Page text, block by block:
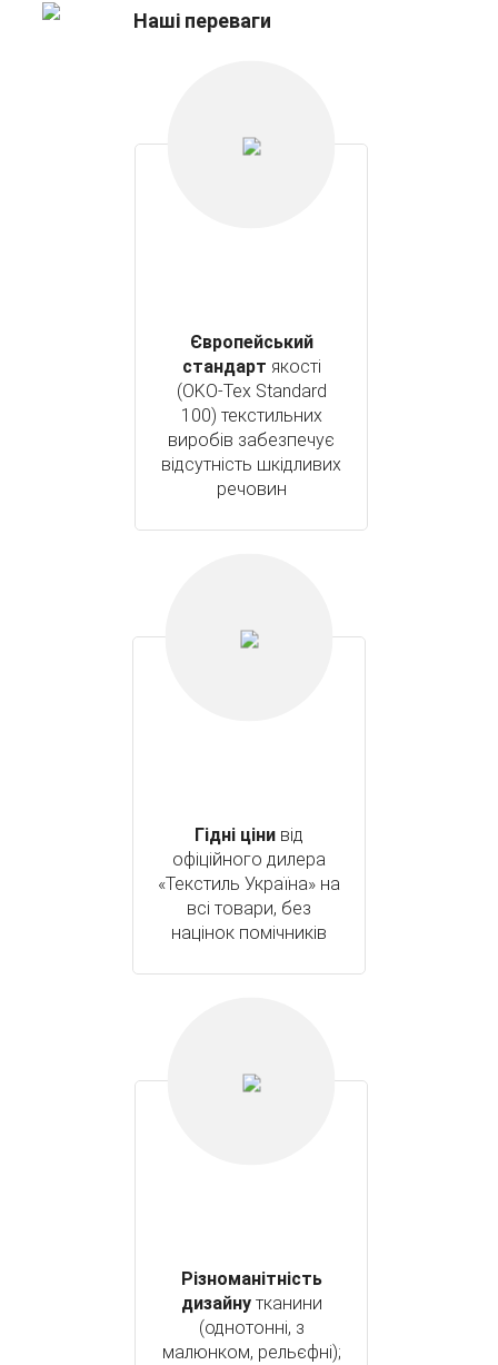
Наші переваги
Європейський
стандарт якості
(OKO-Tex Standard
100) текстильних
виробів забезпечує
відсутність шкідливих
речовин
Гідні ціни від
офіційного дилера
«Текстиль Україна» на
всі товари, без
націнок помічників
Різноманітність
дизайнутканини
(однотонні, з
малюнком, рельєфні);